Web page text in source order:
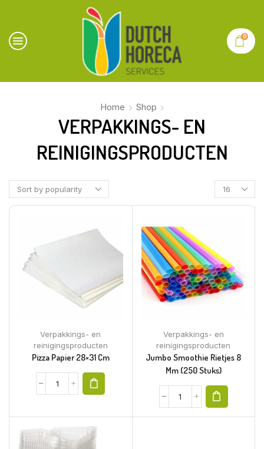
0
Home Shop
VERPAKKINGS- EN
REINIGINGSPRODUCTEN
Verpakkings- en
reinigingsproducten
Pizza Papier 28×31 Cm
Verpakkings- en
reinigingsproducten
Jumbo Smoothie Rietjes 8
Mm (250 Stuks)